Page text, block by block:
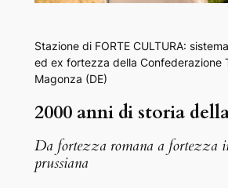
Stazione di FORTE CULTURA:
ed ex fortezza della Confederazione
Magonza (DE)
2000 anni di storia
Da fortezza romana a fortezza
prussiana